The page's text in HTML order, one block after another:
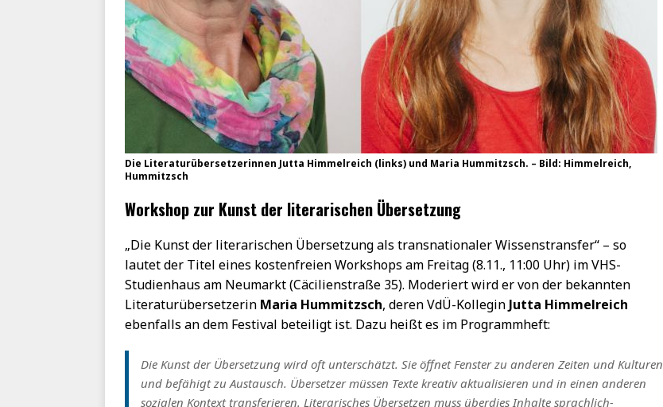
Die Literaturübersetzerinnen Jutta Himmelreich (links) und Maria Hummitzsch. – Bild: Himmelreich,
Hummitzsch
Workshop zur Kunst der literarischen Übersetzung
„Die Kunst der literarischen Übersetzung als transnationaler Wissenstransfer“ – so
lautet der Titel eines kostenfreien Workshops am Freitag (8.11., 11:00 Uhr) im VHS-
Studienhaus am Neumarkt (Cäcilienstraße 35). Moderiert wird er von der bekannten
Literaturübersetzerin Maria Hummitzsch, deren VdÜ-Kollegin Jutta Himmelreich
ebenfalls an dem Festival beteiligt ist. Dazu heißt es im Programmheft:
Die Kunst der Übersetzung wird oft unterschätzt. Sie öffnet Fenster zu anderen Zeiten und Kulturen
und befähigt zu Austausch. Übersetzer müssen Texte kreativ aktualisieren und in einen anderen
sozialen Kontext transferieren. Literarisches Übersetzen muss überdies Inhalte sprachlich-